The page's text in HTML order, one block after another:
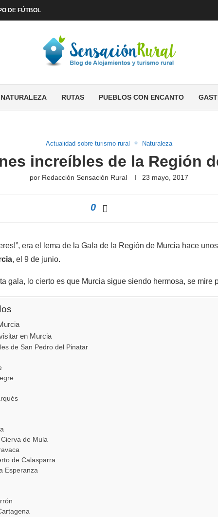
DE FÚTBOL
NATURALEZA RUTAS PUEBLOS CON ENCANTO
Actualidad sobre turismo rural Naturaleza
increíbles de la Región
por Redacción Sensación Rural 23 mayo, 2017
0
era el lema de la Gala de la Región de Murcia hace
, el 9 de junio.
gala, lo cierto es que Murcia sigue siendo hermosa, se mire
en Murcia
de San Pedro del Pinatar
de Mula
de Calasparra
Esperanza